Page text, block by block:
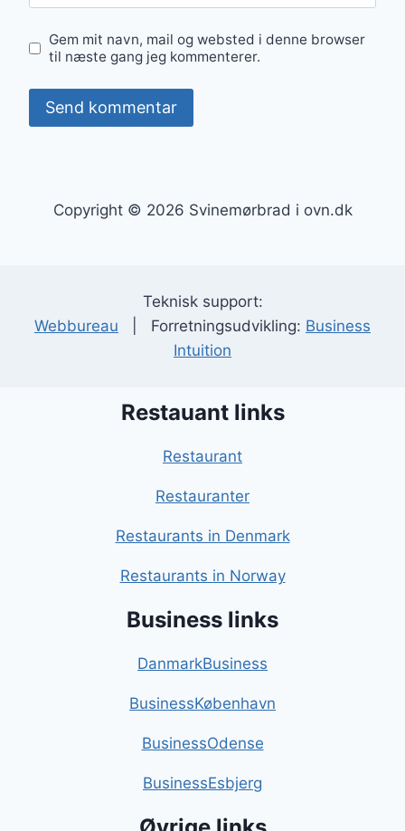
Gem mit navn, mail og websted i denne browser
til næste gang jeg kommenterer.
Copyright © 2026 Svinemørbrad i ovn.dk
Teknisk support:
Webbureau | Forretningsudvikling: Business
Intuition
Restauant links
Restaurant
Restauranter
Restaurants in Denmark
Restaurants in Norway
Business links
DanmarkBusiness
BusinessKøbenhavn
BusinessOdense
BusinessEsbjerg